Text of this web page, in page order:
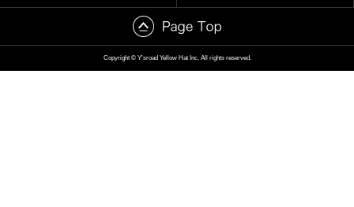
Copyright © Y'sroad Yellow Hat Inc. All rights reserved.